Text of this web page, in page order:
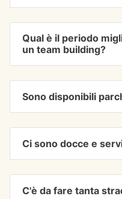
Qual è il periodo
un team building?
Sono disponibili
Ci sono docce e
C'è da fare tanta